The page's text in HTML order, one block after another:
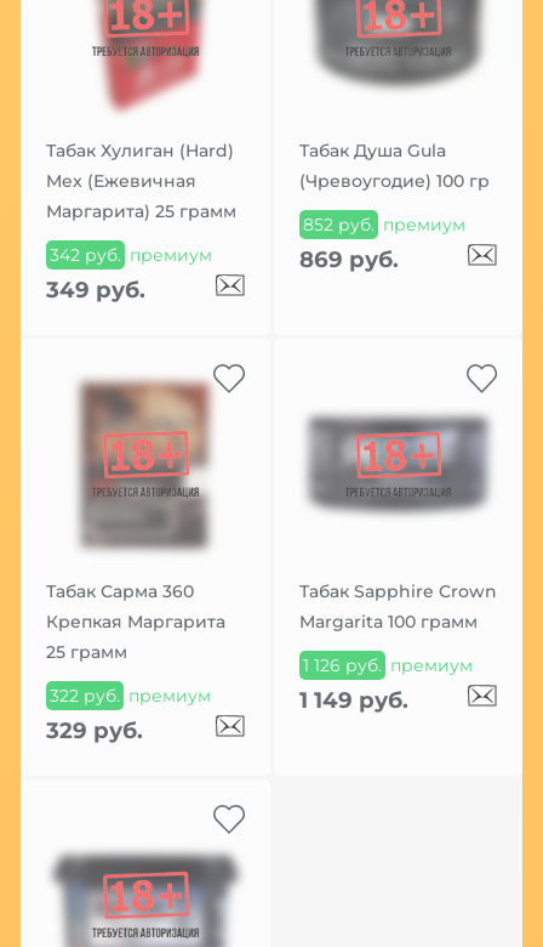
Табак Хулиган (Hard)
Mex (Ежевичная
Маргарита) 25 грамм
342 руб. премиум
349 руб.
Табак Душа Gula
(Чревоугодие) 100 гр
852 руб. премиум
869 руб.
Табак Сарма 360
Крепкая Маргарита
25 грамм
322 руб. премиум
329 руб.
Табак Sapphire Crown
Margarita 100 грамм
1 126 руб. премиум
1 149 руб.